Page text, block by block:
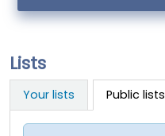
Lists
Your lists Public lists